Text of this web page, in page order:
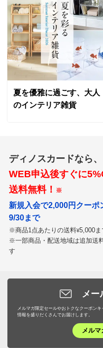
夏を優雅に過ごす、大人
のインテリア雑貨
ディノスカードなら、
WEB申込後すぐに
送料無料！ ※
新規入会で2,000円クーポ
9/30まで
※商品1点あたりの送料¥5,000
※一部商品・配送地域は追加送
す
メー
メルマガ限定セールやおトクなクーポン
情報を盛りだくさんでお届けします。
メル